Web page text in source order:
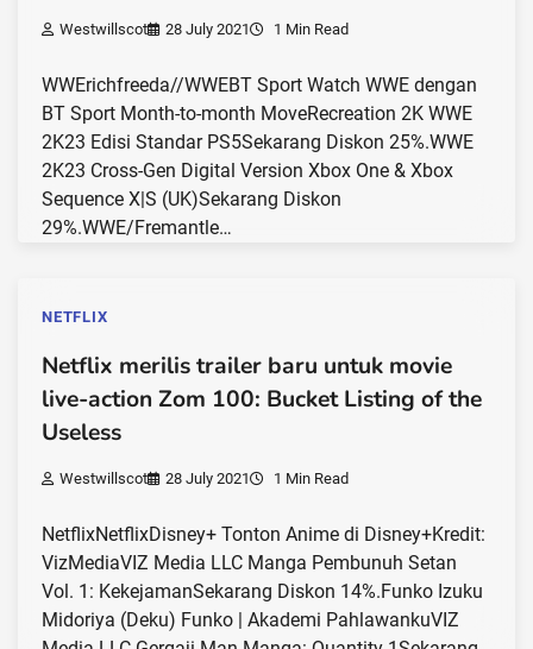
Westwillscot 28 July 2021 1 Min Read
WWErichfreeda//WWEBT Sport Watch WWE dengan
BT Sport Month-to-month MoveRecreation 2K WWE
2K23 Edisi Standar PS5Sekarang Diskon 25%.WWE
2K23 Cross-Gen Digital Version Xbox One & Xbox
Sequence X|S (UK)Sekarang Diskon
29%.WWE/Fremantle…
NETFLIX
Netflix merilis trailer baru untuk movie
live-action Zom 100: Bucket Listing of the
Useless
Westwillscot 28 July 2021 1 Min Read
NetflixNetflixDisney+ Tonton Anime di Disney+Kredit:
VizMediaVIZ Media LLC Manga Pembunuh Setan
Vol. 1: KekejamanSekarang Diskon 14%.Funko Izuku
Midoriya (Deku) Funko | Akademi PahlawankuVIZ